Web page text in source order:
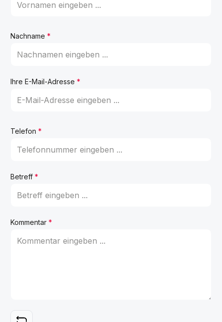
Nachname *
Ihre E-Mail-Adresse *
Telefon *
Betreff *
Kommentar *